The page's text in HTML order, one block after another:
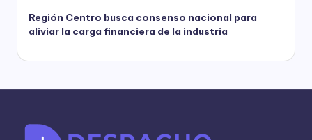
Región Centro busca consenso nacional para
aliviar la carga financiera de la industria